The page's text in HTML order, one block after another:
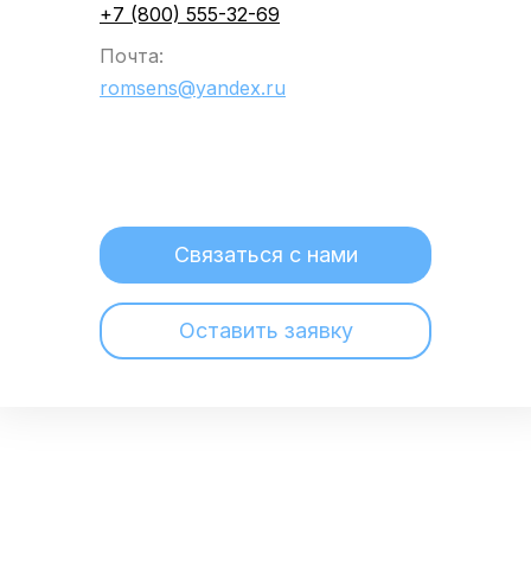
+7 (800) 555-32-69
Почта:
romsens@yandex.ru
Связаться с нами
Оставить заявку